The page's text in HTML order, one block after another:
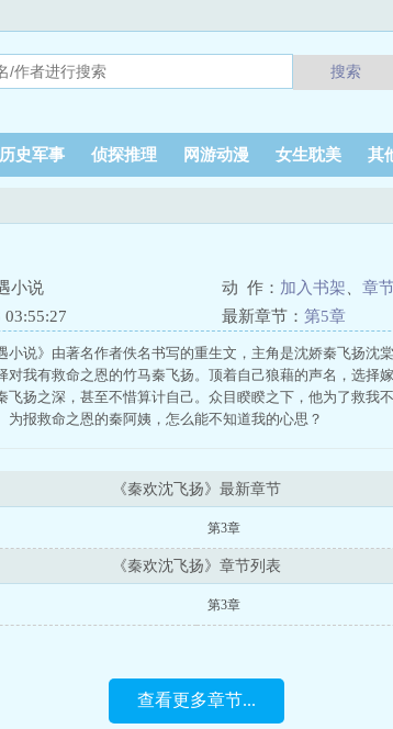
搜索
历史军事 侦探推理 网游动漫 女生耽美 其
小说 动 作： 加入书架 章
最新章节： 第5章
小说》由著名作者佚名书写的重生文，主角是沈娇秦飞扬沈
对我有救命之恩的竹马秦飞扬。顶着自己狼藉的声名，选择
飞扬之深，甚至不惜算计自己。众目睽睽之下，他为了救我
为报救命之恩的秦阿姨，怎么能不知道我的心思？
《秦欢沈飞扬》最新章节
第3章
《秦欢沈飞扬》章节列表
第3章
查看更多章节...